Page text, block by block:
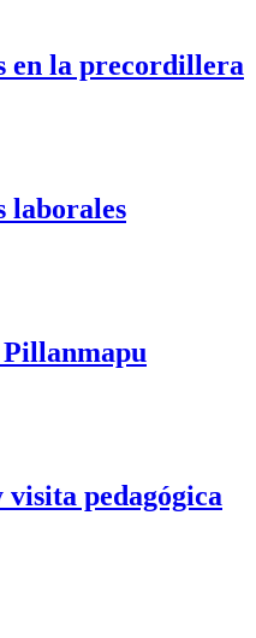
en la precordillera
laborales
Pillanmapu
pedagógica